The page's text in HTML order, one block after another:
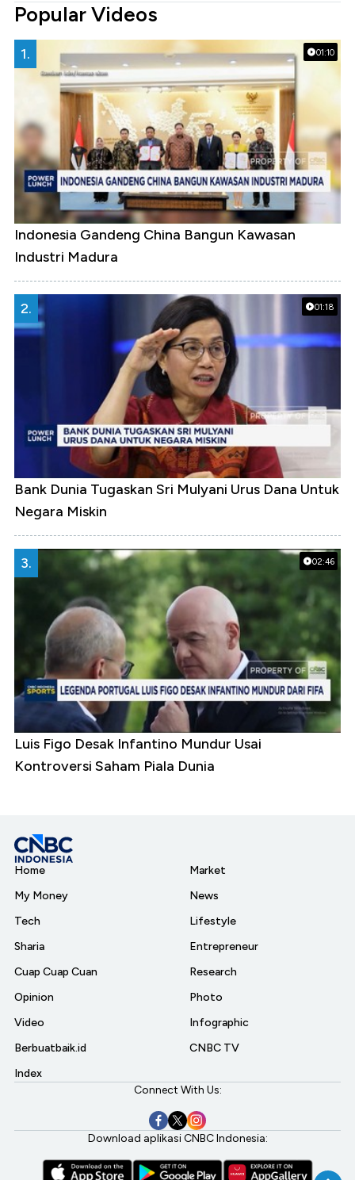
Popular Videos
01:10
1.
Indonesia Gandeng China Bangun Kawasan
Industri Madura
01:18
2.
Bank Dunia Tugaskan Sri Mulyani Urus Dana Untuk
Negara Miskin
02:46
3.
Luis Figo Desak Infantino Mundur Usai
Kontroversi Saham Piala Dunia
Home
My Money
Tech
Sharia
Cuap Cuap Cuan
Opinion
Video
Berbuatbaik.id
Index
Market
News
Lifestyle
Entrepreneur
Research
Photo
Infographic
CNBC TV
Connect With Us:
Download aplikasi CNBC Indonesia: